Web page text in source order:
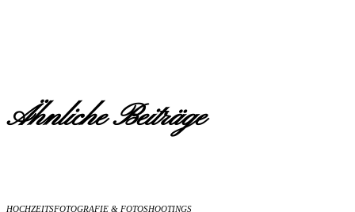
Ähnliche Beiträge
HOCHZEITSFOTOGRAFIE & FOTOSHOOTINGS